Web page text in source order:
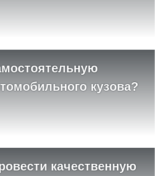
кузова?
качественную